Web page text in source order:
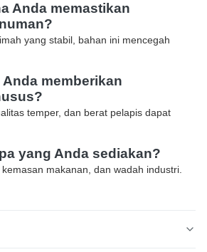
Anda memastikan
yang stabil, bahan ini mencegah
memberikan
temper, dan berat pelapis dapat
yang Anda sediakan?
makanan, dan wadah industri.